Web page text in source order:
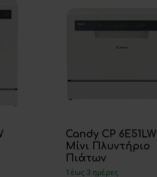
Candy CP 6E51LW
Μίνι Πλυντήριο
Πιάτων
1 έως 3 ημέρες